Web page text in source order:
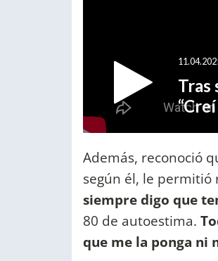
Además, reconoció
según él, le
siempre digo que
80 de autoestima.
que me la ponga ni